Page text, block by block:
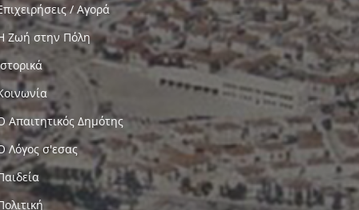
/ Αγορά
Ζωή στην Πόλη
Απαιτητικός Δημότης
Λόγος σ'εσας